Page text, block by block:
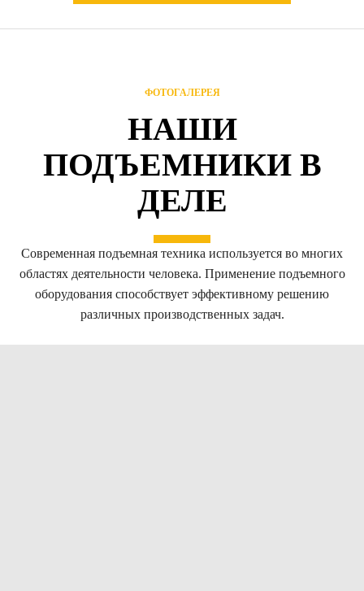
ФОТОГАЛЕРЕЯ
НАШИ
ПОДЪЕМНИКИ В
ДЕЛЕ
Современная подъемная техника используется во многих
областях деятельности человека. Применение подъемного
оборудования способствует эффективному решению
различных производственных задач.